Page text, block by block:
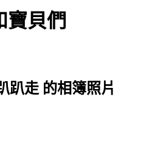
寶貝們
趴走 的相簿照片